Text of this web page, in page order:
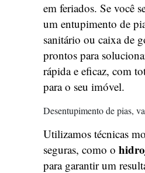
em feriados. Se você
um entupimento de
sanitário ou caixa de
prontos para
rápida e eficaz, com
para o seu imóvel.
Desentupimento de pias,
Utilizamos técnicas
seguras, como o
para garantir um